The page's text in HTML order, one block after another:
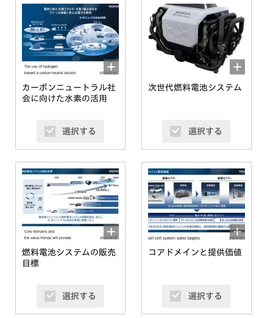
カーボンニュートラル社
会に向けた水素の活用
選択する
次世代燃料電池システム
選択する
燃料電池システムの販売
目標
選択する
コアドメインと提供価値
選択する